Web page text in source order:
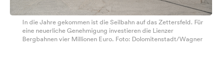
In die Jahre gekommen ist die Seilbahn auf das Zettersfeld. Für
eine neuerliche Genehmigung investieren die Lienzer
Bergbahnen vier Millionen Euro. Foto: Dolomitenstadt/Wagner